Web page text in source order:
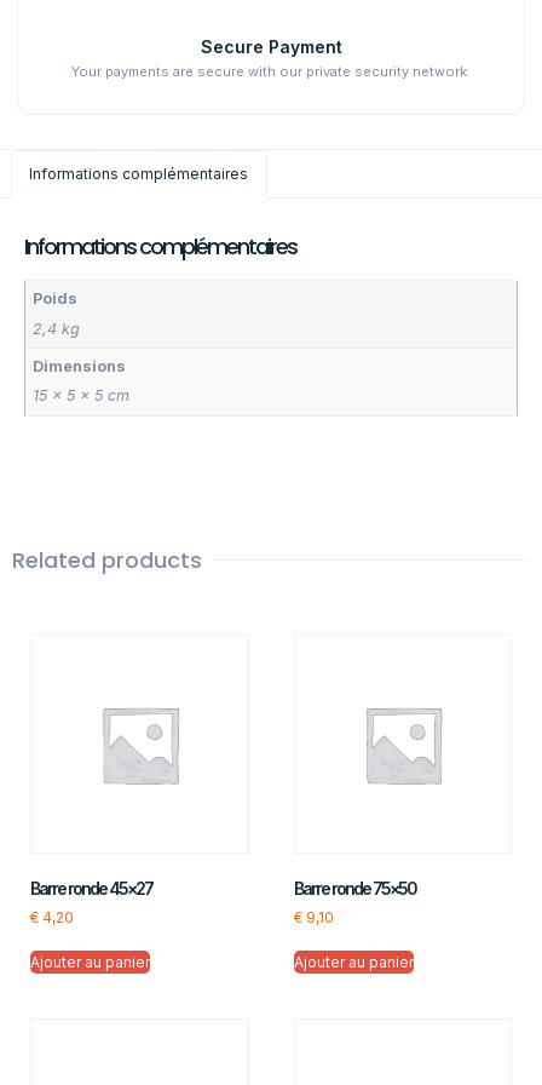
Secure Payment
Your payments are secure with our private security network.
Informations complémentaires
Informations complémentaires
Poids
2,4 kg
Dimensions
15 × 5 × 5 cm
Related products
Barre ronde 45×27
€ 4,20
Ajouter au panier
Barre ronde 75×50
€9,10
Ajouter au panier